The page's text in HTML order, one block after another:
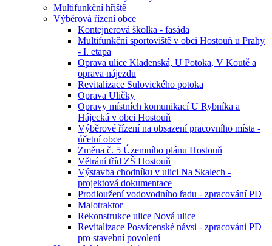
Multifunkční hřiště
Výběrová řízení obce
Kontejnerová školka - fasáda
Multifunkční sportoviště v obci Hostouň u Prahy
- I. etapa
Oprava ulice Kladenská, U Potoka, V Koutě a
oprava nájezdu
Revitalizace Sulovického potoka
Oprava Uličky
Opravy místních komunikací U Rybníka a
Hájecká v obci Hostouň
Výběrové řízení na obsazení pracovního místa -
účetní obce
Změna č. 5 Územního plánu Hostouň
Větrání tříd ZŠ Hostouň
Výstavba chodníku v ulici Na Skalech -
projektová dokumentace
Prodloužení vodovodního řadu - zpracování PD
Malotraktor
Rekonstrukce ulice Nová ulice
Revitalizace Posvícenské návsi - zpracováni PD
pro stavební povolení